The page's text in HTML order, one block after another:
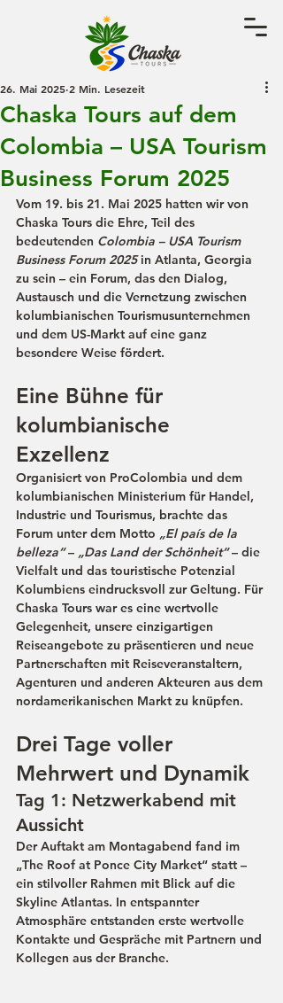
Chaska Tours auf dem
Colombia – USA Tourism
Business Forum 2025
26. Mai 2025 2 Min. Lesezeit
Vom 19. bis 21. Mai 2025 hatten wir von
Chaska Tours die Ehre, Teil des
bedeutenden Colombia – USA Tourism
Business Forum 2025 in Atlanta, Georgia
zu sein – ein Forum, das den Dialog,
Austausch und die Vernetzung zwischen
kolumbianischen Tourismusunternehmen
und dem US-Markt auf eine ganz
besondere Weise fördert.
Eine Bühne für
kolumbianische
Exzellenz
Organisiert von ProColombia und dem
kolumbianischen Ministerium für Handel,
Industrie und Tourismus, brachte das
Forum unter dem Motto „El país de la
belleza“ – „Das Land der Schönheit“ – die
Vielfalt und das touristische Potenzial
Kolumbiens eindrucksvoll zur Geltung. Für
Chaska Tours war es eine wertvolle
Gelegenheit, unsere einzigartigen
Reiseangebote zu präsentieren und neue
Partnerschaften mit Reiseveranstaltern,
Agenturen und anderen Akteuren aus dem
nordamerikanischen Markt zu knüpfen.
Drei Tage voller
Mehrwert und Dynamik
Tag 1: Netzwerkabend mit
Aussicht
Der Auftakt am Montagabend fand im
„The Roof at Ponce City Market“ statt –
ein stilvoller Rahmen mit Blick auf die
Skyline Atlantas. In entspannter
Atmosphäre entstanden erste wertvolle
Kontakte und Gespräche mit Partnern und
Kollegen aus der Branche.